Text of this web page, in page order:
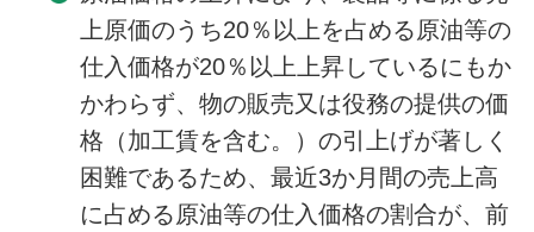
上原価のうち20％以上を占める原油等の
仕入価格が20％以上上昇しているにもか
かわらず、物の販売又は役務の提供の価
格（加工賃を含む。）の引上げが著しく
困難であるため、最近3か月間の売上高
に占める原油等の仕入価格の割合が、前